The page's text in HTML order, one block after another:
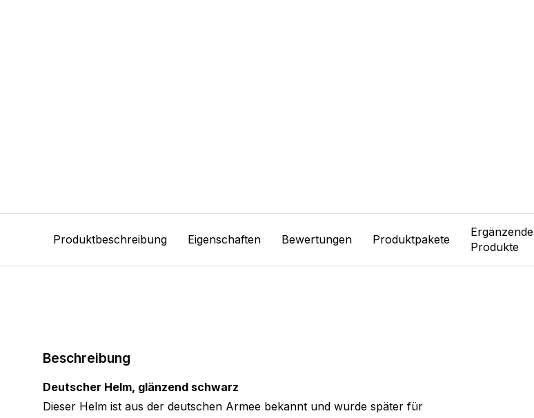
Produktbeschreibung Eigenschaften Bewertungen Produktpakete
Ergänzende
Produkte
Beschreibung
Deutscher Helm, glänzend schwarz
Dieser Helm ist aus der deutschen Armee bekannt und wurde später für